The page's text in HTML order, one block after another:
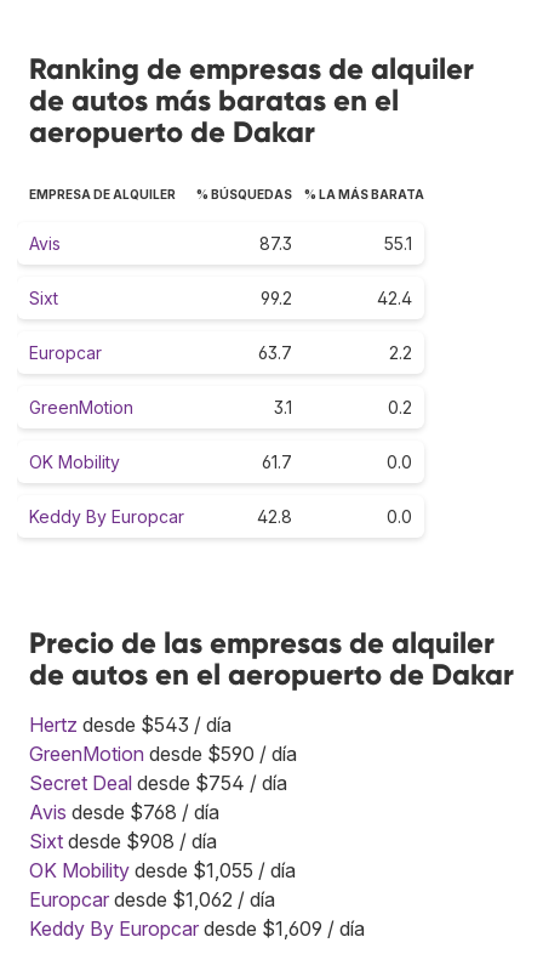
Ranking de empresas de alquiler
de autos más baratas en el
aeropuerto de Dakar
EMPRESA DE ALQUILER % BÚSQUEDAS % LA MÁS BARATA
Avis 87.3 55.1
Sixt 99.2 42.4
Europcar 63.7 2.2
GreenMotion 3.1 0.2
OK Mobility 61.7 0.0
Keddy By Europcar 42.8 0.0
Precio de las empresas de alquiler
de autos en el aeropuerto de Dakar
Hertz desde $543 / día
GreenMotion desde $590 / día
Secret Deal desde $754 / día
Avis desde $768 / día
Sixt desde $908 / día
OK Mobility desde $1,055 / día
Europcar desde $1,062 / día
Keddy By Europcar desde $1,609 / día